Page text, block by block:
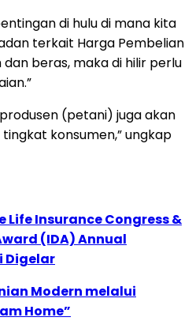
di hulu di mana kita
terkait Harga Pembelian
beras, maka di hilir perlu
(petani) juga akan
konsumen,” ungkap
Life Insurance Congress &
(IDA) Annual
Digelar
Modern melalui
Home”